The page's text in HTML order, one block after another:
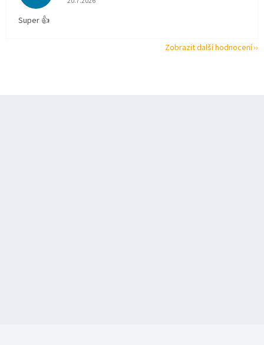
Super 👍
Zobrazit další hodnocení